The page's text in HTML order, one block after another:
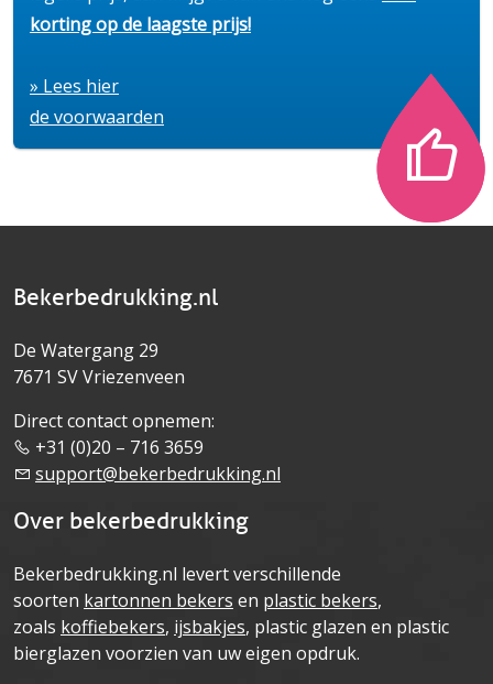
korting op de laagste prijs!
» Lees hier
de voorwaarden
Bekerbedrukking.nl
De Watergang 29
7671 SV Vriezenveen
Direct contact opnemen:
+31 (0)20 – 716 3659
support@bekerbedrukking.nl
Over bekerbedrukking
Bekerbedrukking.nl levert verschillende
soorten kartonnen bekers en plastic bekers,
zoals koffiebekers, ijsbakjes, plastic glazen en plastic
bierglazen voorzien van uw eigen opdruk.